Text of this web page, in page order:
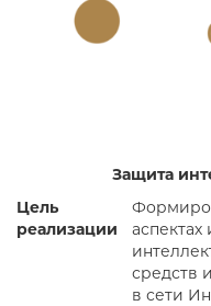
Защита
Цель
реализации
аспектах
средств
в сети